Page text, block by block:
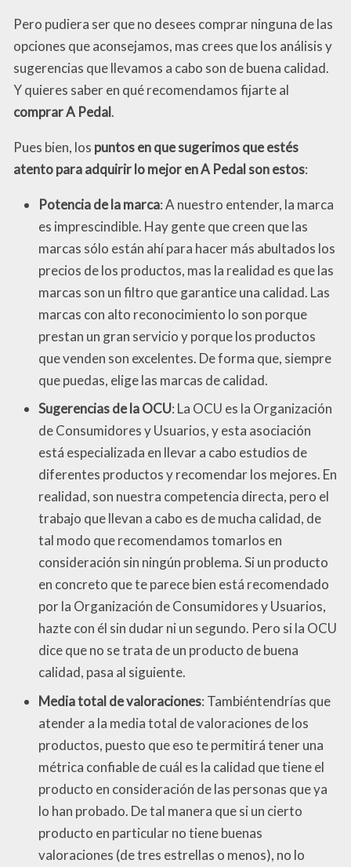
Pero pudiera ser que no desees comprar ninguna de las
opciones que aconsejamos, mas crees que los análisis y
sugerencias que llevamos a cabo son de buena calidad.
Y quieres saber en qué recomendamos fijarte al
comprar A Pedal.
Pues bien, los puntos en que sugerimos que estés
atento para adquirir lo mejor en A Pedal son estos:
Potencia de la marca: A nuestro entender, la marca
es imprescindible. Hay gente que creen que las
marcas sólo están ahí para hacer más abultados los
precios de los productos, mas la realidad es que las
marcas son un filtro que garantice una calidad. Las
marcas con alto reconocimiento lo son porque
prestan un gran servicio y porque los productos
que venden son excelentes. De forma que, siempre
que puedas, elige las marcas de calidad.
Sugerencias de la OCU: La OCU es la Organización
de Consumidores y Usuarios, y esta asociación
está especializada en llevar a cabo estudios de
diferentes productos y recomendar los mejores. En
realidad, son nuestra competencia directa, pero el
trabajo que llevan a cabo es de mucha calidad, de
tal modo que recomendamos tomarlos en
consideración sin ningún problema. Si un producto
en concreto que te parece bien está recomendado
por la Organización de Consumidores y Usuarios,
hazte con él sin dudar ni un segundo. Pero si la OCU
dice que no se trata de un producto de buena
calidad, pasa al siguiente.
Media total de valoraciones: Tambiéntendrías que
atender a la media total de valoraciones de los
productos, puesto que eso te permitirá tener una
métrica confiable de cuál es la calidad que tiene el
producto en consideración de las personas que ya
lo han probado. De tal manera que si un cierto
producto en particular no tiene buenas
valoraciones (de tres estrellas o menos), no lo